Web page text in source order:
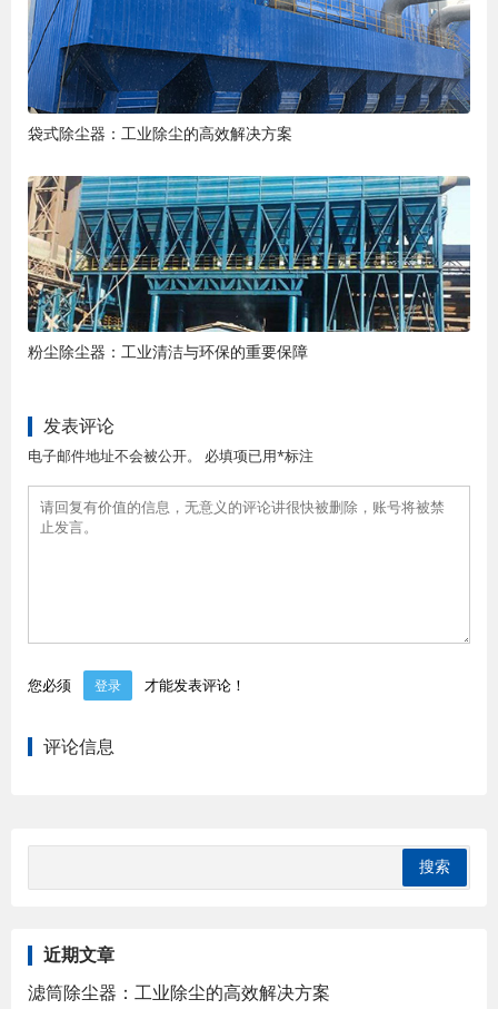
袋式除尘器：工业除尘的高效解决方案
粉尘除尘器：工业清洁与环保的重要保障
发表评论
电子邮件地址不会被公开。 必填项已用*标注
您必须 登录 才能发表评论！
评论信息
近期文章
滤筒除尘器：工业除尘的高效解决方案